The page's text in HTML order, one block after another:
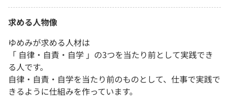
求める人物像
ゆめみが求める人材は
「 自律・自責・自学 」の3つを当たり前として実践でき
る人です。
自律・自責・自学を当たり前のものとして、仕事で実践で
きるように仕組みを作っています。